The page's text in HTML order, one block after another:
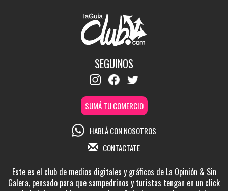
SEGUINOS
SUMÁ TU COMERCIO
HABLÁ CON NOSOTROS
CONTACTATE
Este es el club de medios digitales y gráficos de La Opinión & Sin
Galera, pensado para que sampedrinos y turistas tengan en un click